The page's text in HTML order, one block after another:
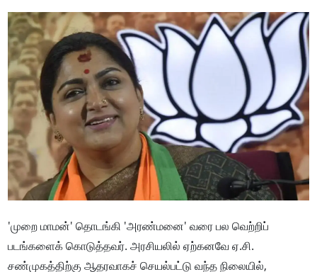
'முறை மாமன்' தொடங்கி 'அரண்மனை' வரை பல வெற்றிப்
படங்களைக் கொடுத்தவர். அரசியலில் ஏற்கனவே ஏ.சி.
சண்முகத்திற்கு ஆதரவாகச் செயல்பட்டு வந்த நிலையில்,